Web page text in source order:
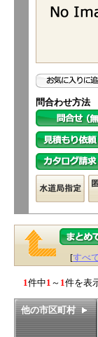
問合わせ方法
[すべ
1件中1 ～ 1件を表
他の市区町村